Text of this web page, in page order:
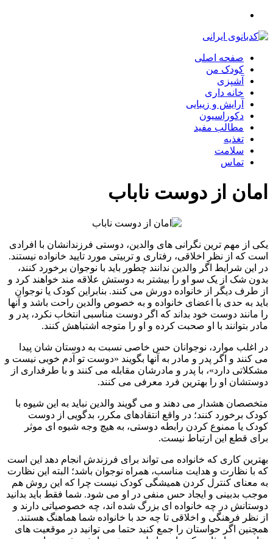
صفحه اصلی
کودک من
آشپزی
خانه داری
آرایش و زیبایی
دکوراسیون
مطالب مفید
تغذیه
سلامت
تماس
امان از دوست ناباب
یکی از مهم ترین نگرانی های والدین، دوستی فرزندانشان با افرادی
است که از نظر اخلاقی، رفتاری و تربیتی مورد تایید خانواده نیستند.
در این شرایط اگر والدین ندانند چطور باید با نوجوان برخورد کنند،
بدون شک از یک سو او را بیشتر به دوستش علاقه مند خواهند کرد و
از طرف دیگر از خانواده دورش می کنند. بنابراین کودک یا نوجوان
باید به حدی با اعضای خانواده و به خصوص والدین راحت باشد و آنها
را مانند دوست خود بداند که اگر دوست مناسبی انتخاب نکرد، پدر و
مادر بتوانند با او صحبت کرده و او را متوجه اشتباهش کنند.
در اغلب موارد، نوجوانان حس خاصی نسبت به دوستان شان پیدا
می کنند و اگر پدر و مادر به آنها بگویند «دوست تو آدم خوبی نیست و
مشکلاتی دارد»، با پدر و مادرشان مقابله می کنند و با طرفداری از
دوستشان او را بهترین فرد معرفی می کنند.
متخصصان هشدار می دهند و می گویند والدین نباید به این شیوه با
کودک برخورد کنند؛ در واقع انتقادهای مکرر، بدگویی از دوست
کودک یا ممنوع کردن رابطه دوستی، به هیچ وجه شیوه ای موثر
برای قطع این ارتباط نیست.
بهترین کاری که خانواده می تواند برای فرزندش انجام دهد این است
که با نظارت و هدایت مناسب، همراه نوجوان باشد؛ البته این نظارت
به معنای کنترل کردن همیشگی کودک نیست چرا که این روش هم
موجب بدبینی و ایجاد حس منفی در او می شود. شما فقط باید بدانید
دوستانش در چه خانواده ای بزرگ شده اند، چه خصوصیاتی دارند و
از نظر فرهنگی و اخلاقی تا چه حد با خانواده شما هماهنگ هستند.
همچنین اگر حواستان را جمع کنید حتما می توانید در موقعیت های